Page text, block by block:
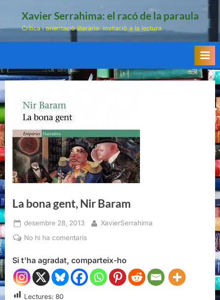
Xavier Serrahima: el racó de la paraula
Crítica i orientació literària: invitació a la lectura.
La bona gent, Nir Baram
Posted
on
desembre 28, 2013 By
XavierSerrahima
No hi ha comentarisa
bona
gent,
Nir
Si t'ha agradat, comparteix-ho
Lectures: 80